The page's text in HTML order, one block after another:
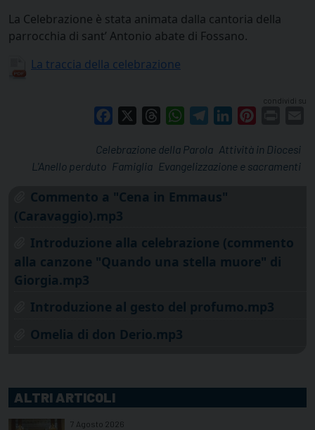
La Celebrazione è stata animata dalla cantoria della
parrocchia di sant’ Antonio abate di Fossano.
La traccia della celebrazione
condividi su
Facebook ThreadsWhatsAppTelegramLinkedIn
Attività in Diocesi
Celebrazione della Parola
Evangelizzazione e sacramenti
Famiglia
L'Anello perduto
Commento a "Cena in Emmaus"
(Caravaggio).mp3
Introduzione alla celebrazione (commento
alla canzone "Quando una stella muore" di
Giorgia.mp3
Introduzione al gesto del profumo.mp3
Omelia di don Derio.mp3
ALTRI ARTICOLI
7 Agosto 2026